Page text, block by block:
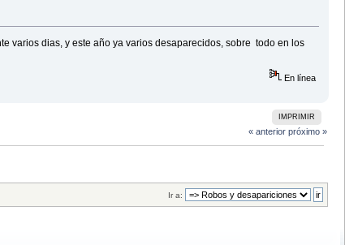
varios dias, y este año ya varios desaparecidos, sobre todo en los
En línea
IMPRIMIR
« anterior próximo »
Ir a: